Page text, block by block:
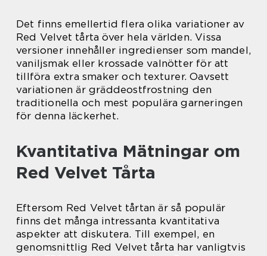
Det finns emellertid flera olika variationer av
Red Velvet tårta över hela världen. Vissa
versioner innehåller ingredienser som mandel,
vaniljsmak eller krossade valnötter för att
tillföra extra smaker och texturer. Oavsett
variationen är gräddeostfrostning den
traditionella och mest populära garneringen
för denna läckerhet.
Kvantitativa Mätningar om
Red Velvet Tårta
Eftersom Red Velvet tårtan är så populär
finns det många intressanta kvantitativa
aspekter att diskutera. Till exempel, en
genomsnittlig Red Velvet tårta har vanligtvis